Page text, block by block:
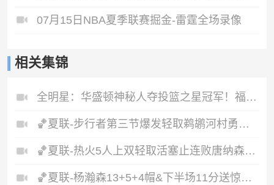
07月15日NBA夏季联赛掘金-雷霆全场录像
相关集锦
全明星：华盛顿神秘人夺投篮之星冠军！福德夺得三分大赛冠军！
🏀夏联-步行者第三节爆发轻取鹈鹕河村勇辉5+5+12斯劳森22分
🏀夏联-热火5人上双轻取活塞止连败唐纳森20+8+10奥科里27分
🏀夏联-杨瀚森13+5+4帽&下半场11分送惊艳妙传开拓者力克掘金